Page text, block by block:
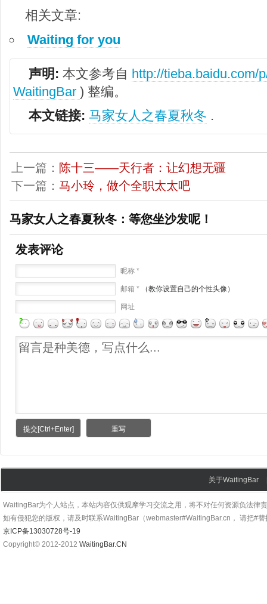
相关文章:
Waiting for you
声明: 本文参考自 http://tieba.baidu.com/
WaitingBar ) 整编。
本文链接: 马家女人之春夏秋冬 .
上一篇： 陈十三——天行者：让幻想无疆
下一篇： 马小玲，做个全职太太吧
马家女人之春夏秋冬：等您坐沙发呢！
发表评论
昵称 *
邮箱 * （教你设置自己的个性头像）
网址
关于WaitingBar
WaitingBar为个人站点，本站内容仅供观摩学习交流之用，将不对任何资源负法律
如有侵犯您的版权，请及时联系WaitingBar（webmaster#WaitingBar.cn， 请把#
京ICP备13030728号-19
Copyright© 2012-2012 WaitingBar.CN